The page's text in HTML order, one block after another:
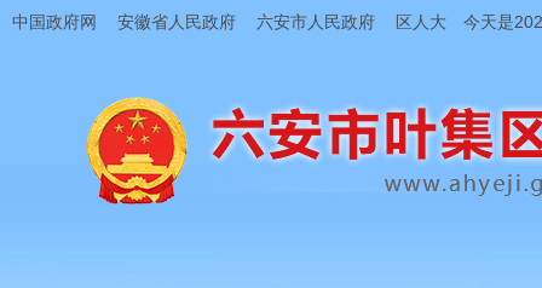
中国政府网 安徽省人民政府 六安市人民政府 区人大 今天是